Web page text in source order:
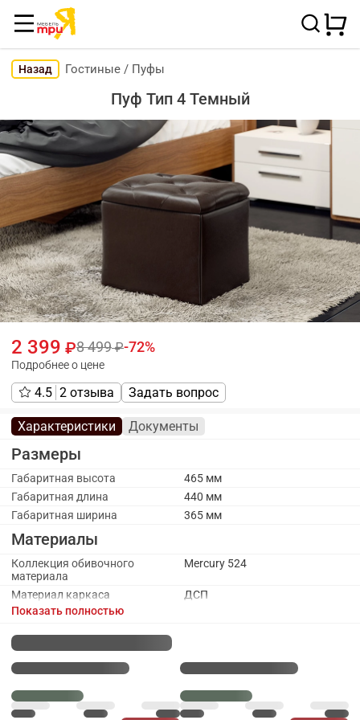
Назад Гостиные / Пуфы
Пуф Тип 4 Темный
2 399 8 499 72
Подробнее о цене
4.5 2 отзыва Задать вопрос
Характеристики Документы
Размеры
Габаритная высота
465 мм
Габаритная длина
440 мм
Габаритная ширина
365 мм
Материалы
Коллекция обивочного
материала
Mercury 524
Материал каркаса
ДСП
Материал ножек/опоры
Каркас
Гарантия
Показать полностью